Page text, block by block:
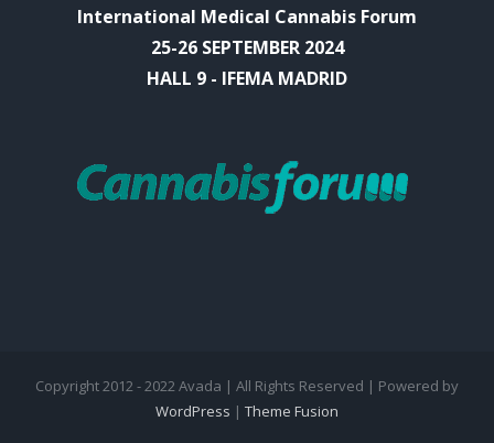
International Medical Cannabis Forum
25-26 SEPTEMBER 2024
HALL 9 - IFEMA MADRID
Copyright 2012 - 2022 Avada | All Rights Reserved | Powered by
WordPress | Theme Fusion